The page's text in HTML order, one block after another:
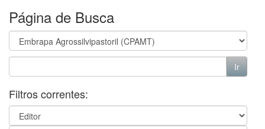
Página de Busca
Filtros correntes: